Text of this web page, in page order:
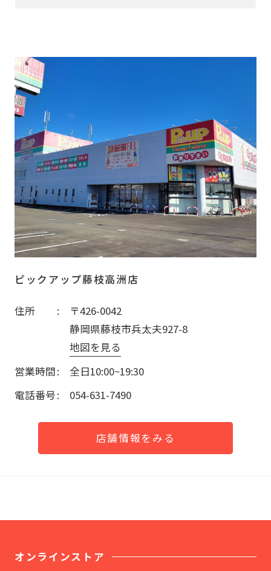
ピックアップ藤枝高洲店
住所
〒426-0042
静岡県藤枝市兵太夫927-8
地図を見る
営業時間
全日10:00~19:30
電話番号
054-631-7490
店舗情報をみる
オンラインストア